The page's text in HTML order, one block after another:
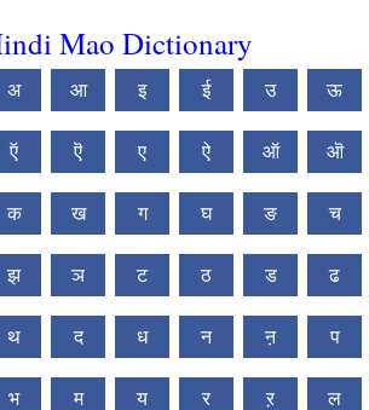
Mao Dictionary
अ आ इ ई उ ऊ
ऍ ऎ ए ऐ ऑ ऒ
क ख ग घ ङ च
झ ञ ट ठ ड ढ
थ द ध न ऩ प
भ म य र ऱ ल